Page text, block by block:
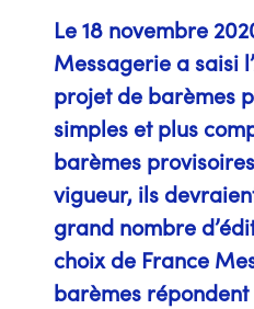
Le 18 novembre
Messagerie a saisi
projet de barèmes
simples et plus
barèmes
vigueur, ils
grand nombre
choix de France
barèmes